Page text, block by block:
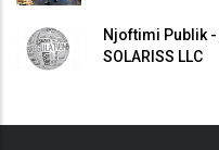
Njoftimi Publik
SOLARISS LLC